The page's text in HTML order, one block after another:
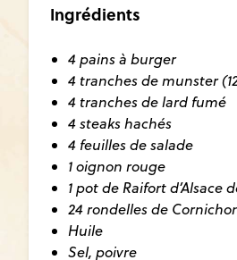
Ingrédients
4 pains à burger
4 tranches de munster
4 tranches de lard fumé
4 steaks hachés
4 feuilles de salade
1 oignon rouge
1 pot de Raifort d’Alsace
24 rondelles de
Huile
Sel, poivre